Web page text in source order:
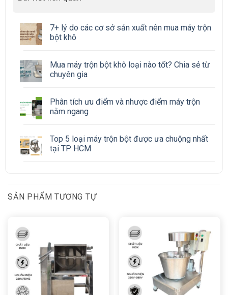
7+ lý do các cơ sở sản xuất nên mua máy trộn
bột khô
Mua máy trộn bột khô loại nào tốt? Chia sẻ từ
chuyên gia
Phân tích ưu điểm và nhược điểm máy trộn
nằm ngang
Top 5 loại máy trộn bột được ưa chuộng nhất
tại TP HCM
SẢN PHẨM TƯƠNG TỰ